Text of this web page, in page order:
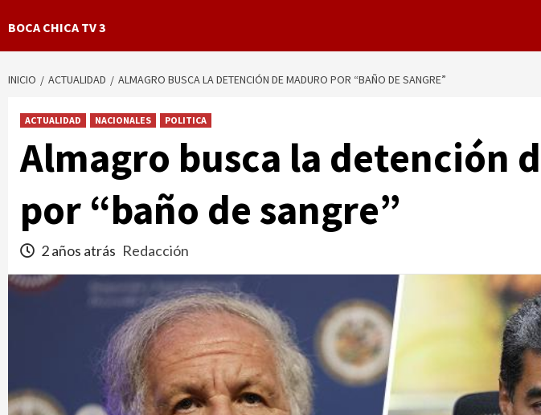
BOCA CHICA TV 3
INICIO ACTUALIDAD ALMAGRO BUSCA LA DETENCIÓN DE MADURO POR “BAÑO DE SANGRE”
ACTUALIDAD NACIONALES POLITICA
Almagro busca la detención
por “baño de sangre”
2 años atrás Redacción